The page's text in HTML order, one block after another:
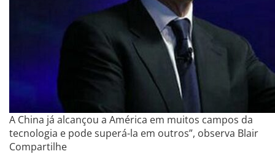
A China já alcançou a América em muitos campos da
tecnologia e pode superá-la em outros”, observa Blair
Compartilhe